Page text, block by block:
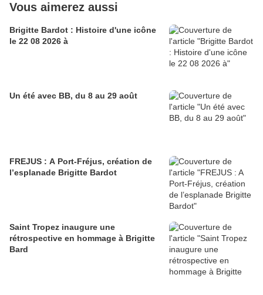
Vous aimerez aussi
Brigitte Bardot : Histoire d'une icône
le 22 08 2026 à
Un été avec BB, du 8 au 29 août
FREJUS : A Port-Fréjus, création de
l’esplanade Brigitte Bardot
Saint Tropez inaugure une
rétrospective en hommage à Brigitte
Bard